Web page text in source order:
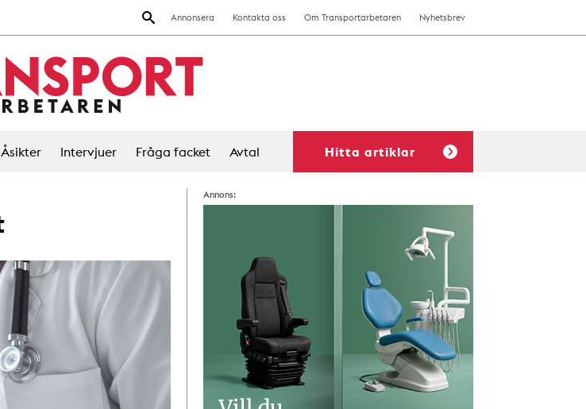
Annonsera Kontakta oss Om Transportarbetaren Nyhetsbrev
Åsikter Intervjuer Fråga facket Avtal Hitta artiklar
Annons: